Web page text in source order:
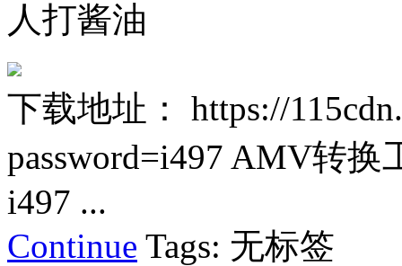
人打酱油
下载地址： https://
password=i497 AMV转
i497 ...
Continue Tags: 无标签